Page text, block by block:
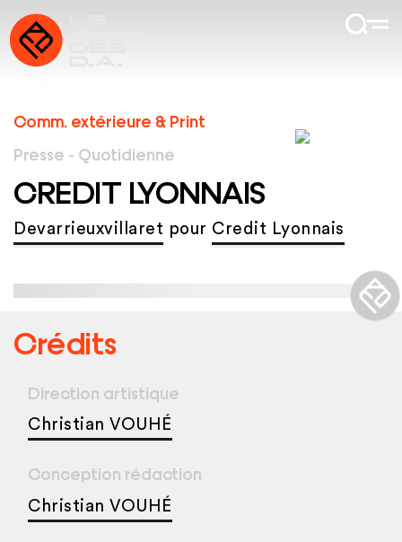
Comm. extérieure & Print
Presse - Quotidienne
CREDIT LYONNAIS
Devarrieuxvillaret pour Credit Lyonnais
Crédits
Direction artistique
Christian VOUHÉ
Conception rédaction
Christian VOUHÉ